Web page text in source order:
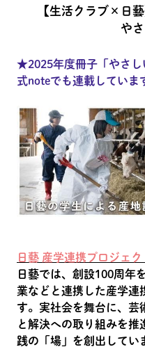
【生活クラブ×日
や
★2025年度冊子「やさし
式noteでも連載していま
日藝 産学連携プロジェク
日藝では、創設100周年
業などと連携した産学連
す。実社会を舞台に、芸
と解決への取り組みを推
践の「場」を創出してい